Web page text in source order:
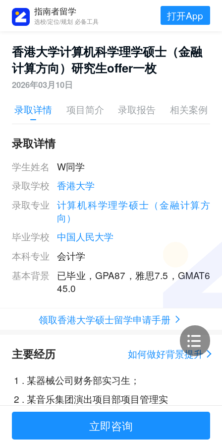
指南者留学
选校/定位/规划 必备工具 打开App
香港大学计算机科学理学硕士（金融
计算方向）研究生offer一枚
2026年03月10日
录取详情 项目简介 录取报告 相关案例
录取详情
学生姓名
W同学
录取学校 香港大学
录取专业 计算机科学理学硕士（金融计算方
向）
毕业学校
中国人民大学
本科专业 会计学
基本背景
已毕业，GPA87，雅思7.5，GMAT6
45.0
领取香港大学硕士留学申请手册
主要经历
如何做好背景提升
1 . 某器械公司财务部实习生；
2 . 某音乐集团演出项目部项目管理实
3.毕马威审计部数字审计实习生；
立即咨询